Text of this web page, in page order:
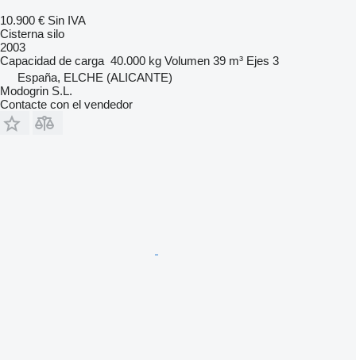
10.900 € Sin IVA
Cisterna silo
2003
Capacidad de carga 40.000 kg Volumen 39 m³ Ejes 3
España, ELCHE (ALICANTE)
Modogrin S.L.
Contacte con el vendedor